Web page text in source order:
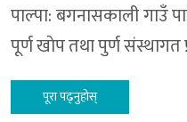
पाल्पा: बगनासकाली गाउँ
पूर्ण खाेप तथा पुर्ण
पूरा पढ्नुहोस्